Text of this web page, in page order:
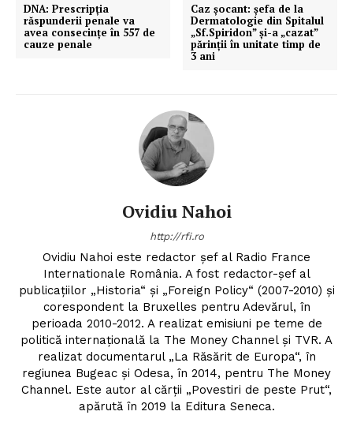
DNA: Prescripția
răspunderii penale va
avea consecințe în 557 de
cauze penale
Caz şocant: şefa de la
Dermatologie din Spitalul
„Sf.Spiridon” şi-a „cazat”
părinţii în unitate timp de
3 ani
Ovidiu Nahoi
http://rfi.ro
Ovidiu Nahoi este redactor șef al Radio France
Internationale România. A fost redactor-șef al
publicațiilor „Historia“ și „Foreign Policy“ (2007-2010) și
corespondent la Bruxelles pentru Adevărul, în
perioada 2010-2012. A realizat emisiuni pe teme de
politică internațională la The Money Channel și TVR. A
realizat documentarul „La Răsărit de Europa“, în
regiunea Bugeac și Odesa, în 2014, pentru The Money
Channel. Este autor al cărții „Povestiri de peste Prut“,
apărută în 2019 la Editura Seneca.